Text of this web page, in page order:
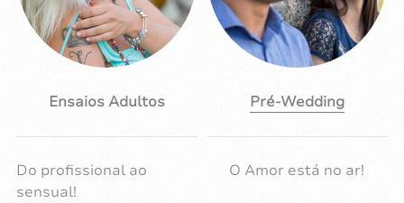
Ensaios Adultos
Do profissional ao
sensual!
Pré-Wedding
O Amor está no ar!